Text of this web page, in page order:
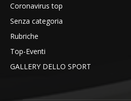
Coronavirus top
Senza categoria
Rubriche
Top-Eventi
GALLERY DELLO SPORT